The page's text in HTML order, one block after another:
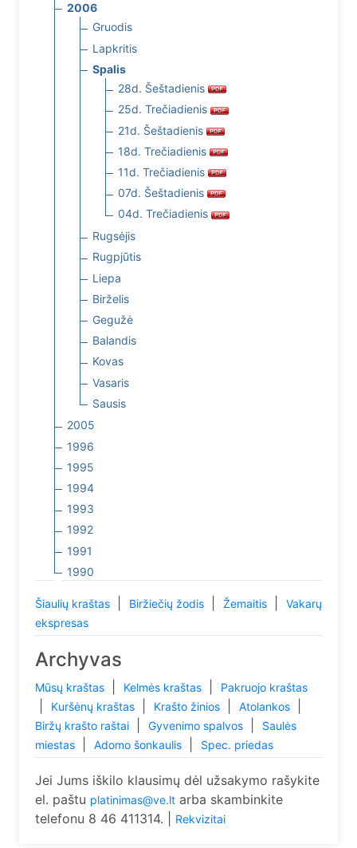
2006
Gruodis
Lapkritis
Spalis
28d. Šeštadienis
25d. Trečiadienis
21d. Šeštadienis
18d. Trečiadienis
11d. Trečiadienis
07d. Šeštadienis
04d. Trečiadienis
Rugsėjis
Rugpjūtis
Liepa
Birželis
Gegužė
Balandis
Kovas
Vasaris
Sausis
2005
1996
1995
1994
1993
1992
1991
1990
Šiaulių kraštas Biržiečių žodis Žemaitis
Vakarų
ekspresas
Archyvas
Mūsų kraštas Kelmės kraštas Pakruojo kraštas
Kuršėnų kraštas Krašto žinios Atolankos
Biržų krašto raštai Gyvenimo spalvos
Saulės
miestas
Adomo šonkaulis Spec. priedas
Jei Jums iškilo klausimų dėl užsakymo rašykite
el. paštu platinimas@ve.lt arba skambinkite
telefonu 8 46 411314. |
Rekvizitai